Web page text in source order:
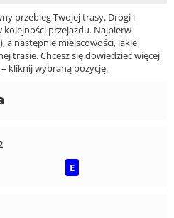
przebieg Twojej trasy. Drogi i
kolejności przejazdu. Najpierw
a następnie miejscowości, jakie
trasie. Chcesz się dowiedzieć więcej
kliknij wybraną pozycję.
E